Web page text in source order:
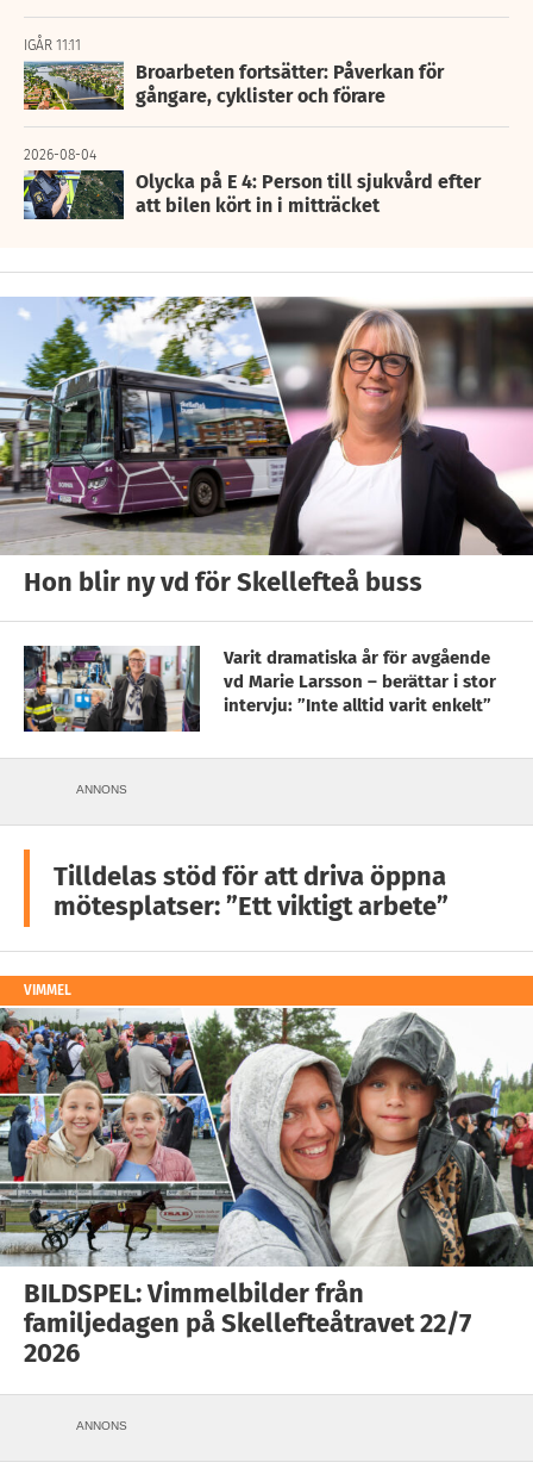
IGÅR 11:11
Broarbeten fortsätter: Påverkan för
gångare, cyklister och förare
2026-08-04
Olycka på E 4: Person till sjukvård efter
att bilen kört in i mitträcket
Hon blir ny vd för Skellefteå buss
Varit dramatiska år för avgående
vd Marie Larsson – berättar i stor
intervju: ”Inte alltid varit enkelt”
ANNONS
Tilldelas stöd för att driva öppna
mötesplatser: ”Ett viktigt arbete”
VIMMEL
BILDSPEL: Vimmelbilder från
familjedagen på Skellefteåtravet 22/7
2026
ANNONS